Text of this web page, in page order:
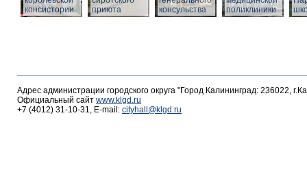
консистории
приюта
консульства
поликлиники
Адрес администрации городского округа "Город Калининград: 236022,
Официальный сайт www.klgd.ru
+7 (4012) 31-10-31, E-mail: cityhall@klgd.ru